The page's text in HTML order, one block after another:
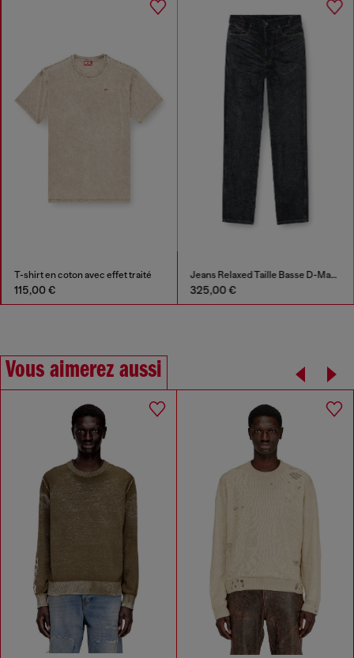
T-shirt en coton avec effet traité
115,00 €
Jeans Relaxed Taille Basse D-Marcus
325,00 €
Vous aimerez aussi